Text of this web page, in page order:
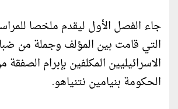
جاء الفصل الأول ليقدم ملخصا
التي قامت بين المؤلف وجملة من
الاسرائيليين المكلفين بإبرام
الحكومة بنيامين نتنياهو.